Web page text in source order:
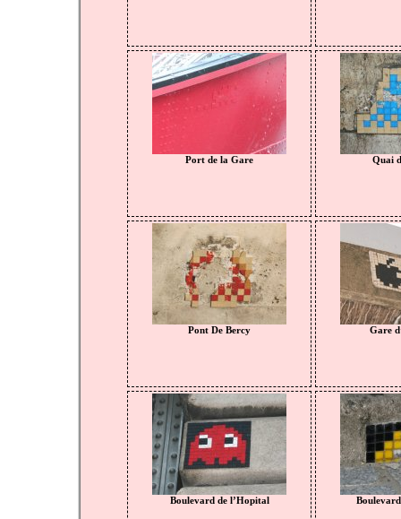
Port de la Gare Quai
Pont De Bercy Gare
Boulevard de l’Hopital